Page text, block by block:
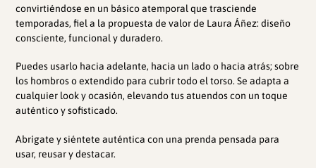
convirtiéndose en un básico atemporal que trasciende
temporadas, fiel a la propuesta de valor de Laura Áñez: diseño
consciente, funcional y duradero.
Puedes usarlo hacia adelante, hacia un lado o hacia atrás; sobre
los hombros o extendido para cubrir todo el torso. Se adapta a
cualquier look y ocasión, elevando tus atuendos con un toque
auténtico y sofisticado.
Abrígate y siéntete auténtica con una prenda pensada para
usar, reusar y destacar.